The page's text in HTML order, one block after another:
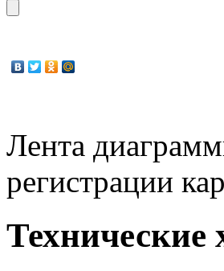
Лента
регистрации
Технические